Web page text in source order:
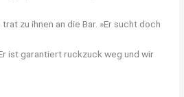
zu ihnen an die Bar. »Er sucht doch
ist garantiert ruckzuck weg und wir